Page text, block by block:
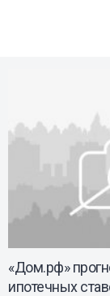
«Дом.рф»
ипотечных